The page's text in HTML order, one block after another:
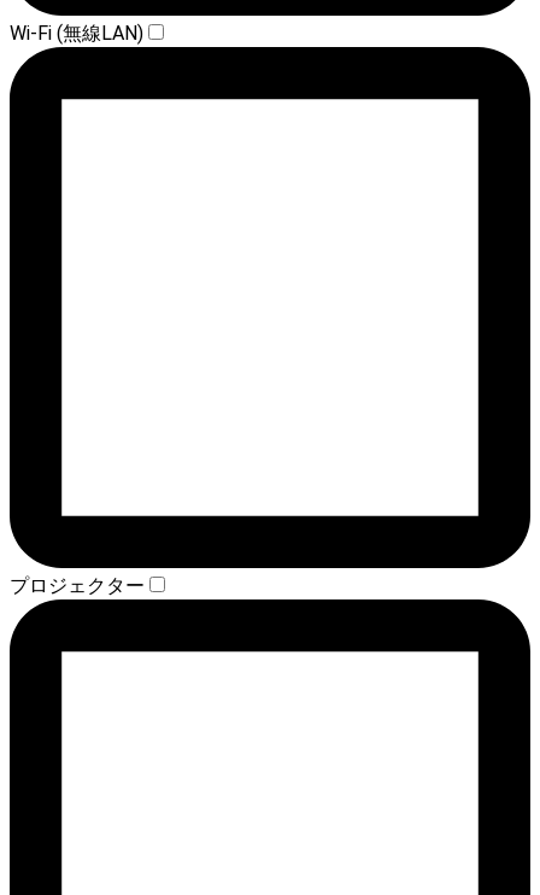
Wi-Fi (無線LAN)
プロジェクター